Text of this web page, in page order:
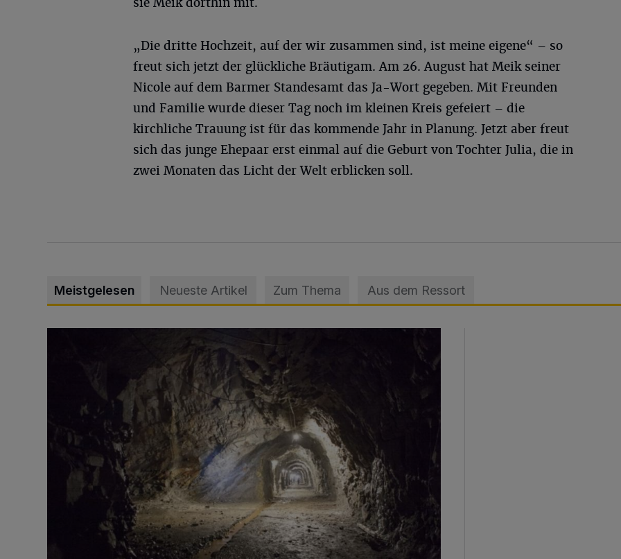
„Die dritte Hochzeit, auf der wir zusammen sind, ist meine eigene“ – so
freut sich jetzt der glückliche Bräutigam. Am 26. August hat Meik seiner
Nicole auf dem Barmer Standesamt das Ja-Wort gegeben. Mit Freunden
und Familie wurde dieser Tag noch im kleinen Kreis gefeiert – die
kirchliche Trauung ist für das kommende Jahr in Planung. Jetzt aber freut
sich das junge Ehepaar erst einmal auf die Geburt von Tochter Julia, die in
zwei Monaten das Licht der Welt erblicken soll.
Meistgelesen Neueste Artikel Zum Thema Aus dem Ressort